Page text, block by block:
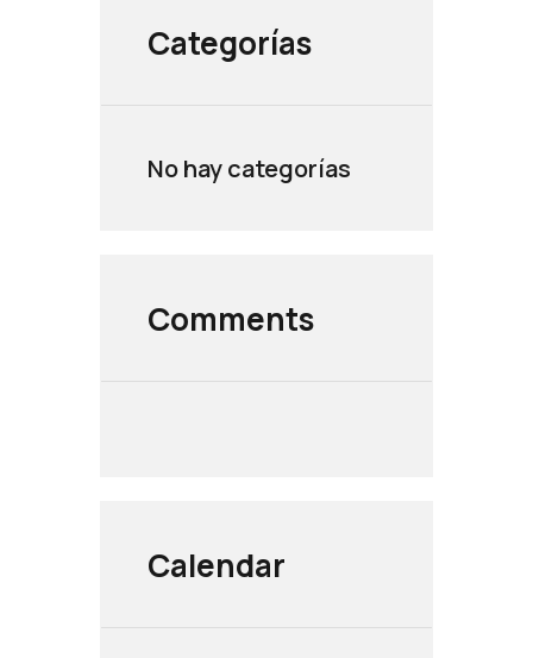
Categorías
No hay categorías
Comments
Calendar